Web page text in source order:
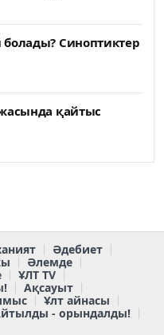
Синоптиктер
қайтыс
Әдебиет
Әлемде
ҰЛТ TV
Ақсауыт
Ұлт айнасы
- орындалды!